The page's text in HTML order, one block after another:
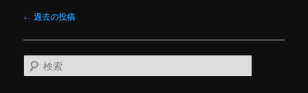
投
ナ
ビ
ゲ
← 過去の投稿
検
索